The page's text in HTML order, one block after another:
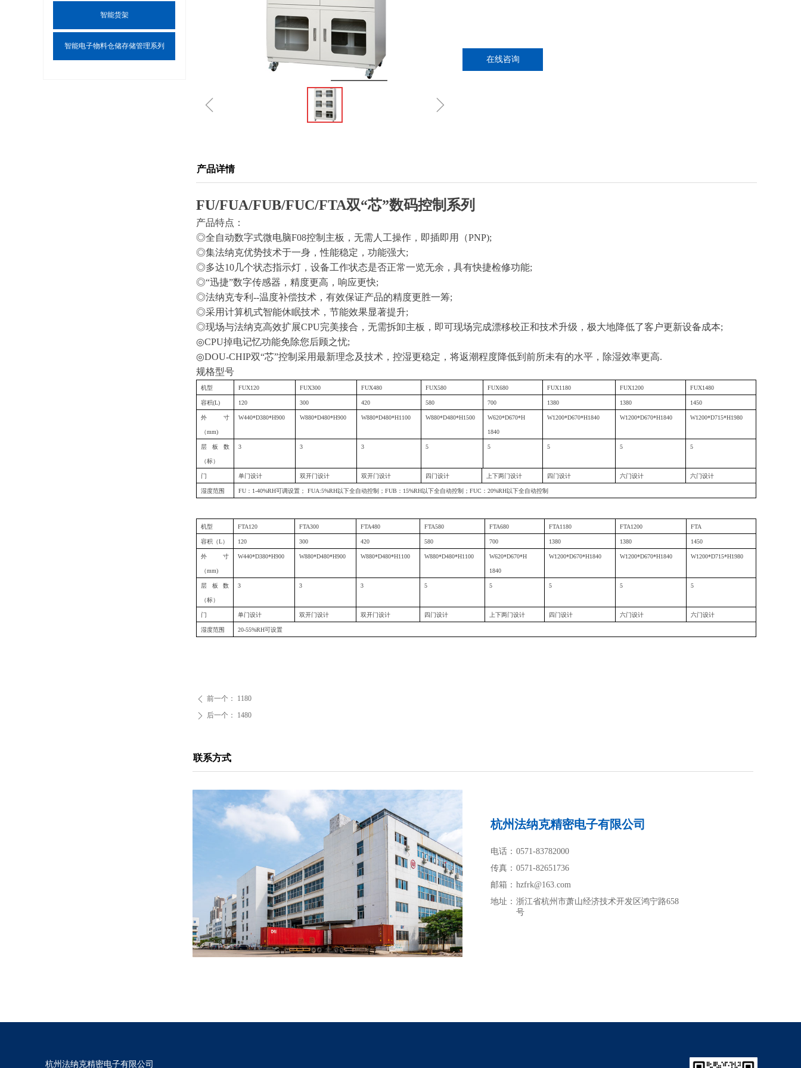
ꁆ ꁇ
在线咨询
产品详情
FU/FUA/FUB/FUC/FTA双“芯”数码控制系列
产品特点：
◎全自动数字式微电脑F08控制主板，无需人工操作，即插即用（PNP);
◎集法纳克优势技术于一身，性能稳定，功能强大;
◎多达10几个状态指示灯，设备工作状态是否正常一览无余，具有快捷检修功能;
◎“迅捷”数字传感器，精度更高，响应更快;
◎法纳克专利 --温度补偿技术，有效保证产品的精度更胜一筹;
◎采用计算机式智能休眠技术，节能效果显著提升;
◎现场与法纳克高效扩展CPU完美接合，无需拆卸主板，即可现场完成漂移校正和技术升级，极大地降低了客户更新设备成本;
◎CPU掉电记忆功能免除您后顾之忧;
◎DOU-CHIP双“芯”控制采用最新理念及技术，控湿更稳定，将返潮程度降低到前所未有的水平，除湿效率更高.
规格型号
机型 FUX120 FUX300 FUX480 FUX580 FUX680 FUX1180 FUX1200 FUX1480
容积(L) 120 300 420 580 700 1380 1380 1450
外寸
（mm)
W440*D380*H900 W880*D480*H900 W880*D480*H1100 W880*D480*H1500 W620*D670*H
1840
W1200*D670*H1840 W1200*D670*H1840 W1200*D715*H1980
层板数
（标）
3 3 3 5 5 5 5 5
门 单门设计 双开门设计 双开门设计 四门设计 上下两门设计 四门设计 六门设计 六门设计
湿度范围 FU ： 1-40%RH可调设置；FUA:5%RH以下全自动控制；FUB ： 15%RH以下全自动控制；FUC ：20%RH以下全自动控制
机型 FTA120 FTA300 FTA480 FTA580 FTA680 FTA1180 FTA1200 FTA
容积 （L） 120 300 420 580 700 1380 1380 1450
外寸
（mm)
W440*D380*H900 W880*D480*H900 W880*D480*H1100 W880*D480*H1100 W620*D670*H
1840
W1200*D670*H1840 W1200*D670*H1840 W1200*D715*H1980
层板数
（标）
3 3 3 5 5 5 5 5
门 单门设计 双开门设计 双开门设计 四门设计 上下两门设计 四门设计 六门设计 六门设计
湿度范围 20-55%RH可设置
ꄴ 前一个： 1180
ꄲ 后一个： 1480
联系方式
杭州法纳克精密电子有限公司
电话： 0571-83782000
传真： 0571-82651736
邮箱： hzfrk@163.com
地址： 浙江省杭州市萧山经济技术开发区鸿宁路658
号
智能货架
智能电子物料仓储存储管理系列
杭州法纳克精密电子有限公司